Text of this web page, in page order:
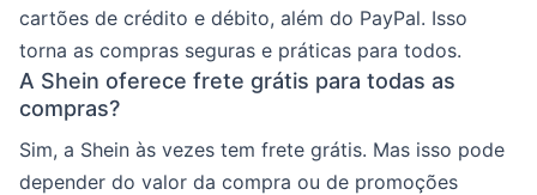
cartões de crédito e débito, além do PayPal. Isso
torna as compras seguras e práticas para todos.
A Shein oferece frete grátis para todas as
compras?
Sim, a Shein às vezes tem frete grátis. Mas isso pode
depender do valor da compra ou de promoções